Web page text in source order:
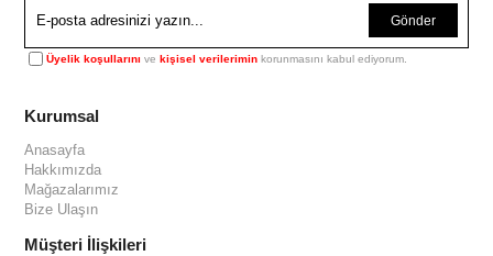
Gönder
Üyelik koşullarını vekişisel verilerimin korunmasını kabul ediyorum.
Kurumsal
Anasayfa
Hakkımızda
Mağazalarımız
Bize Ulaşın
Müşteri İlişkileri